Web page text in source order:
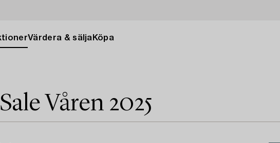
Värdera & sälja Köpa
Våren 2025